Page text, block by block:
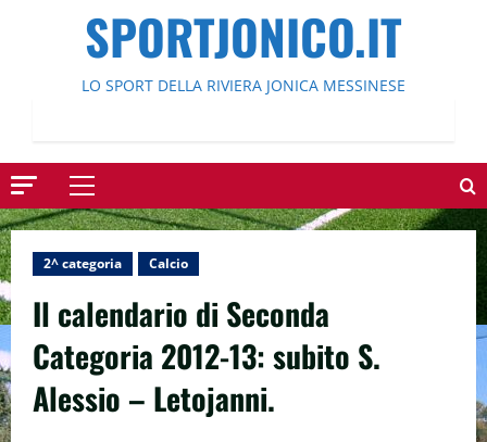
SPORTJONICO.IT
LO SPORT DELLA RIVIERA JONICA MESSINESE
Menu
principale
2^ categoria Calcio
Il calendario di Seconda
Categoria 2012-13: subito S.
Alessio – Letojanni.